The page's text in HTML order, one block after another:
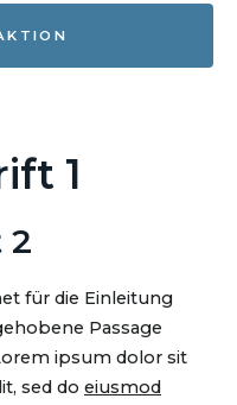
1
2
für die Einleitung
Passage
ipsum dolor sit
sed do eiusmod